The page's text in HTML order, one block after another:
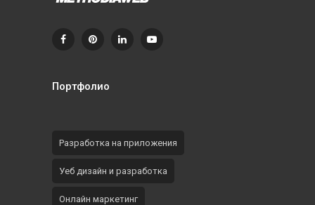
Портфолио
Разработка на приложения
Уеб дизайн и разработка
Онлайн маркетинг